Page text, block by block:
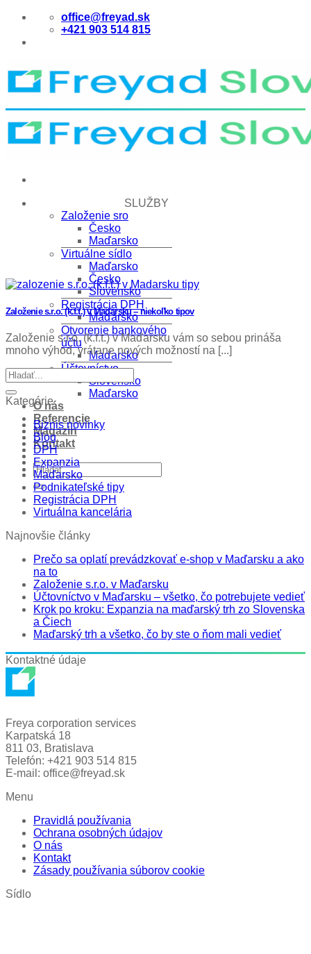
Skip
content
office@freyad.sk
+421 903 514 815
SLUŽBY
Založenie sro
Česko
Maďarsko
Virtuálne sídlo
Maďarsko
Česko
Slovensko
Registrácia DPH
Maďarsko
Otvorenie bankového
účtu
Maďarsko
Účtovníctvo
Slovensko
Maďarsko
O nás
Referencie
Magazin
Kontakt
Založenie s.r.o. (k.f.t.) v Maďarsku – niekoľko tipov
Založenie s.r.o. (k.f.t.) v Maďarsku vám so sebou prináša
mnoho výhod, vrátane nových možností na [...]
Kategórie
Biznis novinky
Blog
DPH
Expanzia
Maďarsko
Podnikateľské tipy
Registrácia DPH
Virtuálna kancelária
Najnovšie články
Prečo sa oplatí prevádzkovať e-shop v Maďarsku a ako
na to
Založenie s.r.o. v Maďarsku
Účtovníctvo v Maďarsku – všetko, čo potrebujete vedieť
Krok po kroku: Expanzia na maďarský trh zo Slovenska
a Čiech
Maďarský trh a všetko, čo by ste o ňom mali vedieť
Kontaktné údaje
Freya corporation services
Karpatská 18
811 03, Bratislava
Telefón: +421 903 514 815
E-mail: office@freyad.sk
Menu
Pravidlá používania
Ochrana osobných údajov
O nás
Kontakt
Zásady používania súborov cookie
Sídlo